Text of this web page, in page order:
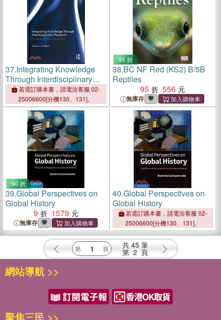
37.Integrating Knowledge
Through Interdisciplinary
Research ─ Problems of
Theory and Practice
若需訂購本書，請電洽客服 02-
25006600[分機130、131]。
95 折
38.BC NF Red (KS2) B/5B
Reptiles
95
556
無庫存
90 折
39.Global Perspectives on
Global History
9
1579
無庫存
40.Global Perspectives on
Global History
若需訂購本書，請電洽客服 02-
25006600[分機130、131]。
共 45 筆
第 2 頁
網站導航 >>
聚焦三民 >>